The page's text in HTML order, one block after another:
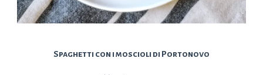
Spaghetti con i moscioli di Portonovo